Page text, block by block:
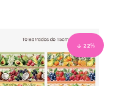
22%